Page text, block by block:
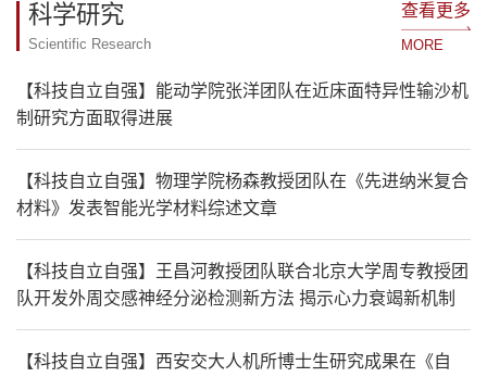
科学研究
Scientific Research
查看更多
MORE
【科技自立自强】能动学院张洋团队在近床面特异性输沙机
制研究方面取得进展
【科技自立自强】物理学院杨森教授团队在《先进纳米复合
材料》发表智能光学材料综述文章
【科技自立自强】王昌河教授团队联合北京大学周专教授团
队开发外周交感神经分泌检测新方法 揭示心力衰竭新机制
【科技自立自强】西安交大人机所博士生研究成果在《自